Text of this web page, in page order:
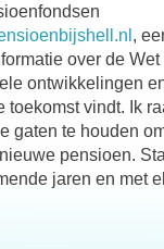
,
over de Wet
ontwikkelingen
toekomst vindt. Ik
gaten te houden
pensioen.
jaren en met